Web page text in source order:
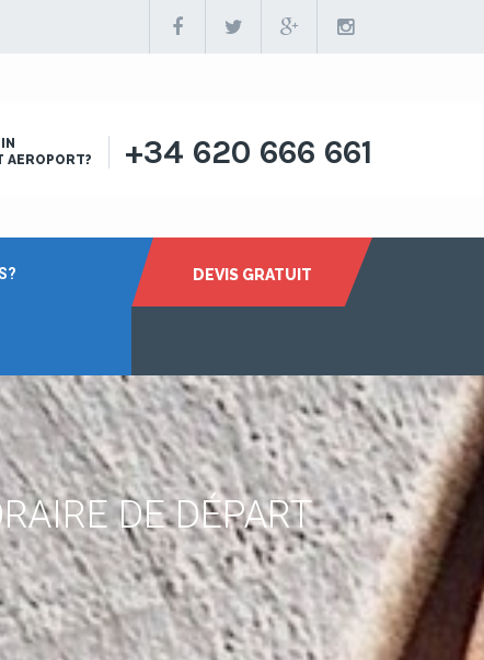
AEROPORT?
+34 620 666 661
DEVIS GRATUIT
DE DÉPART